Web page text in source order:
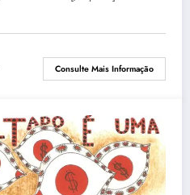
Consulte Mais Informação